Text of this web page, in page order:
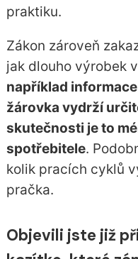
praktiku.
Zákon zároveň
jak dlouho výrobek
například
žárovka vydrží
skutečnosti je to
spotřebitele.
kolik pracích cyklů
pračka.
Objevili jste již